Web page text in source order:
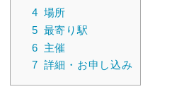
4 場所
5 最寄り駅
6 主催
7 詳細・お申し込み